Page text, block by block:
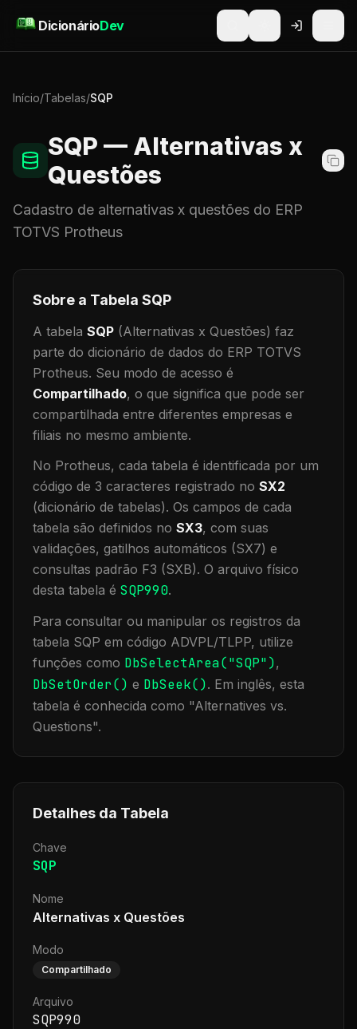
DicionárioDev
Início/Tabelas/SQP
SQP — Alternativas x
Questões
Cadastro de alternativas x questões do ERP
TOTVS Protheus
Sobre a Tabela SQP
A tabela SQP (Alternativas x Questões) faz
parte do dicionário de dados do ERP TOTVS
Protheus. Seu modo de acesso é
Compartilhado, o que significa que pode ser
compartilhada entre diferentes empresas e
filiais no mesmo ambiente.
No Protheus, cada tabela é identificada por um
código de 3 caracteres registrado no SX2
(dicionário de tabelas). Os campos de cada
tabela são definidos no SX3, com suas
validações, gatilhos automáticos (SX7) e
consultas padrão F3 (SXB). O arquivo físico
desta tabela é SQP990.
Para consultar ou manipular os registros da
tabela SQP em código ADVPL/TLPP, utilize
funções como DbSelectArea("SQP"),
DbSetOrder() e DbSeek(). Em inglês, esta
tabela é conhecida como "Alternatives vs.
Questions".
Detalhes da Tabela
Chave
SQP
Nome
Alternativas x Questões
Modo
Compartilhado
Arquivo
SQP990